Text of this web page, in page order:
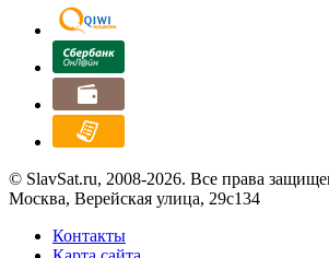
© SlavSat.ru, 2008-2026. Все права
Москва, Верейская улица, 29с134
Контакты